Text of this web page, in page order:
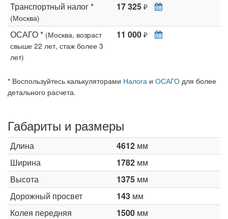
Транспортный налог *
(Москва)
17 325 ₽
ОСАГО * (Москва, возраст
свыше 22 лет, стаж более 3
лет)
11 000 ₽
* Воспользуйтесь калькуляторами Налога и ОСАГО для более
детального расчета.
Габариты и размеры
Длина 4612 мм
Ширина
1782 мм
Высота
1375 мм
Дорожный просвет
143 мм
Колея передняя
1500 мм